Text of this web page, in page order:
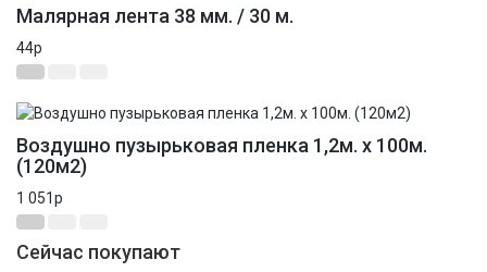
Малярная лента 38 мм. / 30 м.
44p
Воздушно пузырьковая пленка 1,2м. х 100м.
(120м2)
1 051p
Сейчас покупают